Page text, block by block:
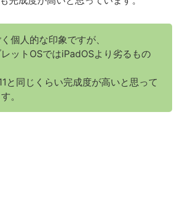
個人的な印象ですが、
ットOSではiPadOSより劣るもの
と同じくらい完成度が高いと思って
。